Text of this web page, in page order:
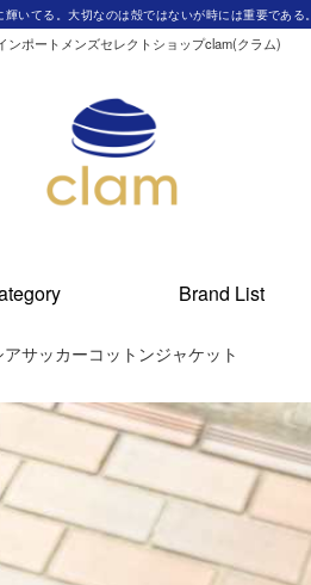
輝いてる。大切なのは殻ではないが時には重要である。
ンポートメンズセレクトショップclam(クラム)
Brand List
サッカーコットンジャケット